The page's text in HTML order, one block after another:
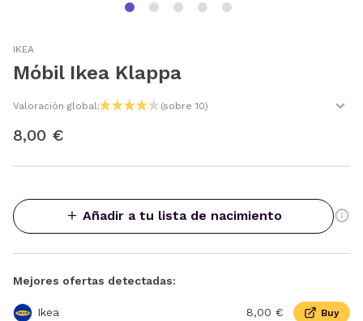
IKEA
Móbil Ikea Klappa
Valoración global: (sobre 10)
8,00 €
Añadir a tu lista de nacimiento
Mejores ofertas detectadas:
Ikea 8,00 € Buy